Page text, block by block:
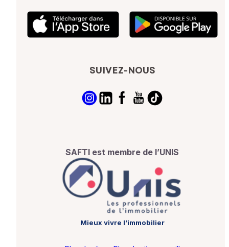
SUIVEZ-NOUS
SAFTI est membre de l’UNIS
Mieux vivre l’immobilier